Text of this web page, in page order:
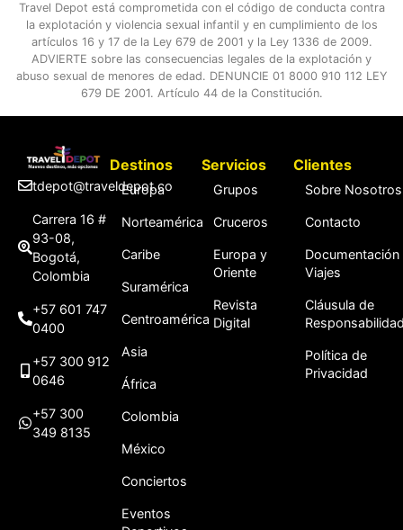
Travel Depot está comprometida con el código de conducta contra
la explotación y violencia sexual infantil y en cumplimiento de los
artículos 16 y 17 de la Ley 679 de 2001 y la Ley 1336 de 2009.
ADVIERTE sobre las consecuencias legales de la explotación y
abuso sexual de menores de edad. DENUNCIE 01 8000 910 112 LEY
679 DE 2001. Artículo 44 de la Constitución.
tdepot@traveldepot.co
Carrera 16 #
93-08,
Bogotá,
Colombia
+57 601 747
0400
+57 300 912
0646
+57 300
349 8135
Destinos
Europa
Norteamérica
Caribe
Suramérica
Centroamérica
Asia
África
Colombia
México
Conciertos
Eventos
Servicios
Grupos
Cruceros
Europa y
Oriente
Revista
Digital
Clientes
Sobre Nosotros
Contacto
Documentación
Viajes
Cláusula de
Política de
Privacidad